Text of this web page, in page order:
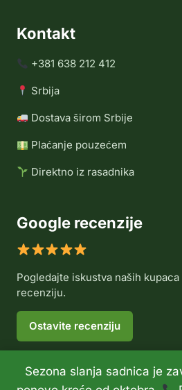
Sezona slanja sadnica je
Kontakt
+381 638 212 412
Srbija
Dostava širom Srbije
Plaćanje pouzećem
Direktno iz rasadnika
Google recenzije
Pogledajte iskustva naših
recenziju.
Ostavite recenziju